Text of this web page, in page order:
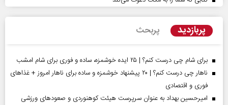
پربازدید پربحث
برای شام چی درست کنم؟ | ۲۵ ایده خوشمزه، ساده و فوری برای شام امشب
ناهار چی درست کنم؟ | ۲۰ پیشنهاد خوشمزه و ساده برای ناهار امروز + غذاهای
فوری و اقتصادی
امیرحسین بهداد به عنوان سرپرست هیئت کوهنوردی و صعودهای ورزشی